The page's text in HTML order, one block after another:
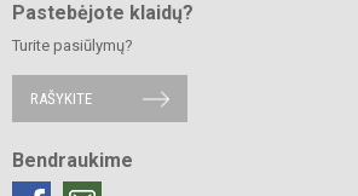
Pastebėjote klaidų?
Turite pasiūlymų?
RAŠYKITE
Bendraukime